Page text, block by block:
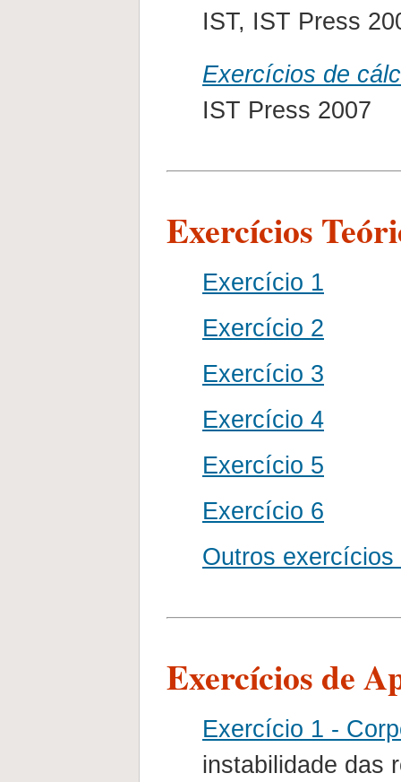
IST, IST Press
Exercícios de
IST Press 2007
Exercícios
Exercício 1
Exercício 2
Exercício 3
Exercício 4
Exercício 5
Exercício 6
Outros exercícios
Exercícios de
Exercício 1 -
instabilidade das